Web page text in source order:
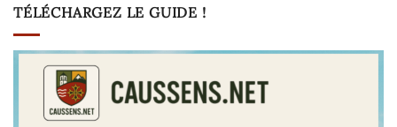
TÉLÉCHARGEZ LE GUIDE !